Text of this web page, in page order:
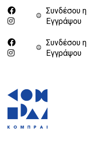
Συνδέσου η
Eγγράψου
Συνδέσου η
Eγγράψου